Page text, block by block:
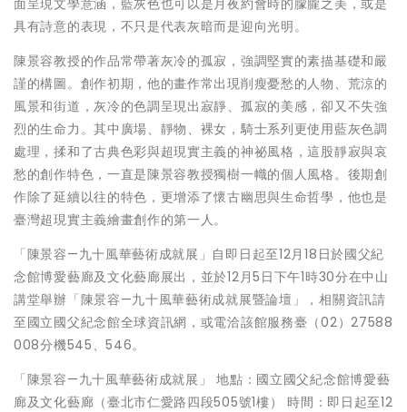
具有詩意的表現，不只是代表灰暗而是迎向光明。
陳景容教授的作品常帶著灰冷的孤寂，強調堅實的素描基礎和嚴
謹的構圖。創作初期，他的畫作常出現削瘦憂愁的人物、荒涼的
風景和街道，灰冷的色調呈現出寂靜、孤寂的美感，卻又不失強
烈的生命力。其中廣場、靜物、裸女，騎士系列更使用藍灰色調
處理，揉和了古典色彩與超現實主義的神祕風格，這股靜寂與哀
愁的創作特色，一直是陳景容教授獨樹一幟的個人風格。後期創
作除了延續以往的特色，更增添了懷古幽思與生命哲學，他也是
臺灣超現實主義繪畫創作的第一人。
「陳景容—九十風華藝術成就展」自即日起至12月18日於國父紀
念館博愛藝廊及文化藝廊展出，並於12月5日下午1時30分在中山
講堂舉辦「陳景容—九十風華藝術成就展暨論壇」，相關資訊請
至國立國父紀念館全球資訊網，或電洽該館服務臺（02）27588
008分機545、546。
「陳景容—九十風華藝術成就展」 地點：國立國父紀念館博愛藝
廊及文化藝廊（臺北市仁愛路四段505號1樓） 時間：即日起至12